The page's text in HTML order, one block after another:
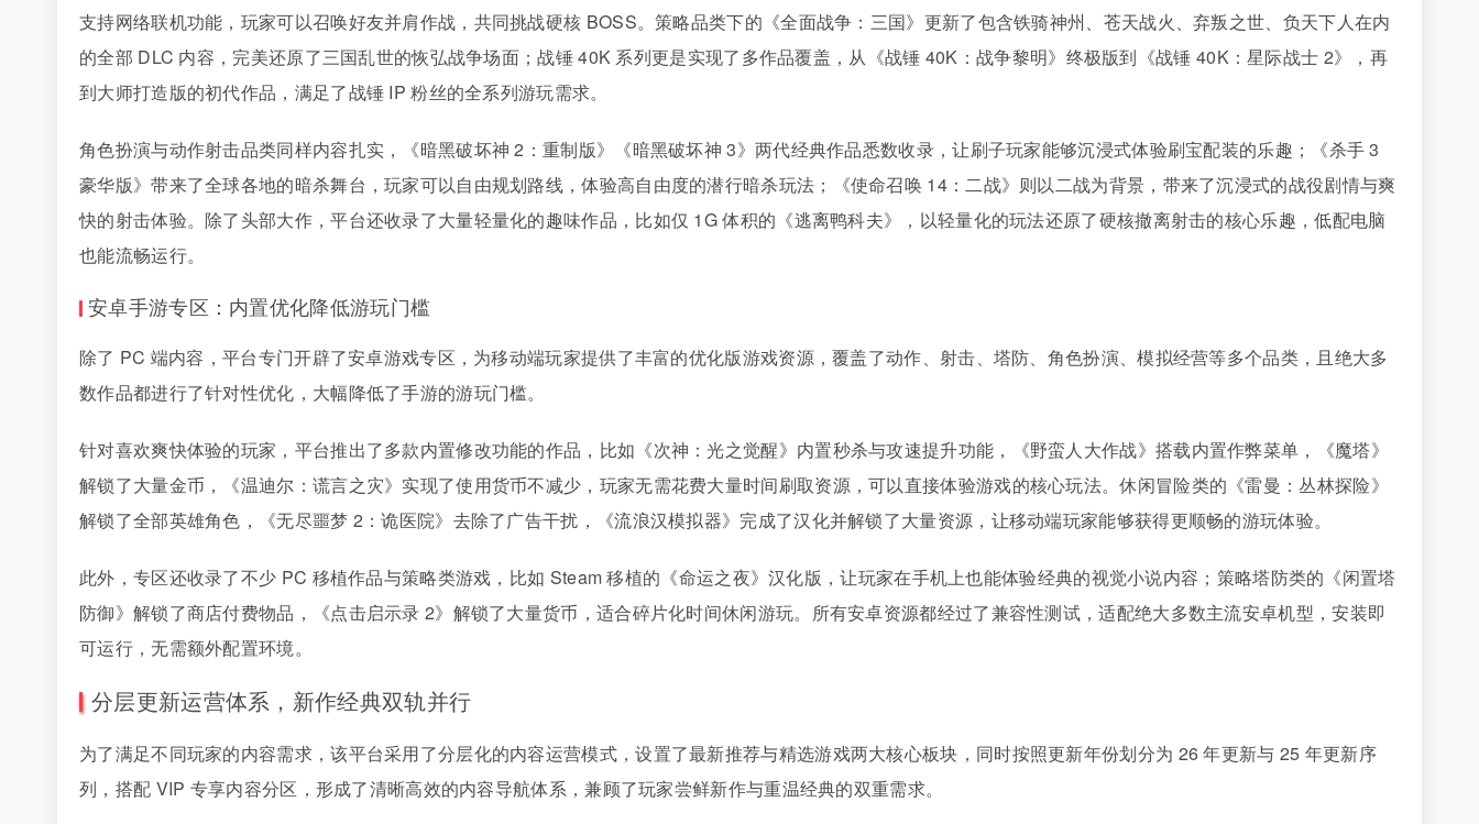
支持网络联机功能，玩家可以召唤好友并肩作战，共同挑战硬核 BOSS。策略品类下的《全面战争：三国》更新了包含铁骑神州、苍天战火、弃叛之世、负天下人在内
的全部 DLC 内容，完美还原了三国乱世的恢弘战争场面；战锤 40K 系列更是实现了多作品覆盖，从《战锤 40K：战争黎明》终极版到《战锤 40K：星际战士 2》，再
到大师打造版的初代作品，满足了战锤 IP 粉丝的全系列游玩需求。
角色扮演与动作射击品类同样内容扎实，《暗黑破坏神 2：重制版》《暗黑破坏神 3》两代经典作品悉数收录，让刷子玩家能够沉浸式体验刷宝配装的乐趣；《杀手 3
豪华版》带来了全球各地的暗杀舞台，玩家可以自由规划路线，体验高自由度的潜行暗杀玩法；《使命召唤 14：二战》则以二战为背景，带来了沉浸式的战役剧情与爽
快的射击体验。除了头部大作，平台还收录了大量轻量化的趣味作品，比如仅 1G 体积的《逃离鸭科夫》，以轻量化的玩法还原了硬核撤离射击的核心乐趣，低配电脑
也能流畅运行。
安卓手游专区：内置优化降低游玩门槛
除了 PC 端内容，平台专门开辟了安卓游戏专区，为移动端玩家提供了丰富的优化版游戏资源，覆盖了动作、射击、塔防、角色扮演、模拟经营等多个品类，且绝大多
数作品都进行了针对性优化，大幅降低了手游的游玩门槛。
针对喜欢爽快体验的玩家，平台推出了多款内置修改功能的作品，比如《次神：光之觉醒》内置秒杀与攻速提升功能，《野蛮人大作战》搭载内置作弊菜单，《魔塔》
解锁了大量金币，《温迪尔：谎言之灾》实现了使用货币不减少，玩家无需花费大量时间刷取资源，可以直接体验游戏的核心玩法。休闲冒险类的《雷曼：丛林探险》
解锁了全部英雄角色，《无尽噩梦 2：诡医院》去除了广告干扰，《流浪汉模拟器》完成了汉化并解锁了大量资源，让移动端玩家能够获得更顺畅的游玩体验。
此外，专区还收录了不少 PC 移植作品与策略类游戏，比如 Steam 移植的《命运之夜》汉化版，让玩家在手机上也能体验经典的视觉小说内容；策略塔防类的《闲置塔
防御》解锁了商店付费物品，《点击启示录 2》解锁了大量货币，适合碎片化时间休闲游玩。所有安卓资源都经过了兼容性测试，适配绝大多数主流安卓机型，安装即
可运行，无需额外配置环境。
分层更新运营体系，新作经典双轨并行
为了满足不同玩家的内容需求，该平台采用了分层化的内容运营模式，设置了最新推荐与精选游戏两大核心板块，同时按照更新年份划分为 26 年更新与 25 年更新序
列，搭配 VIP 专享内容分区，形成了清晰高效的内容导航体系，兼顾了玩家尝鲜新作与重温经典的双重需求。